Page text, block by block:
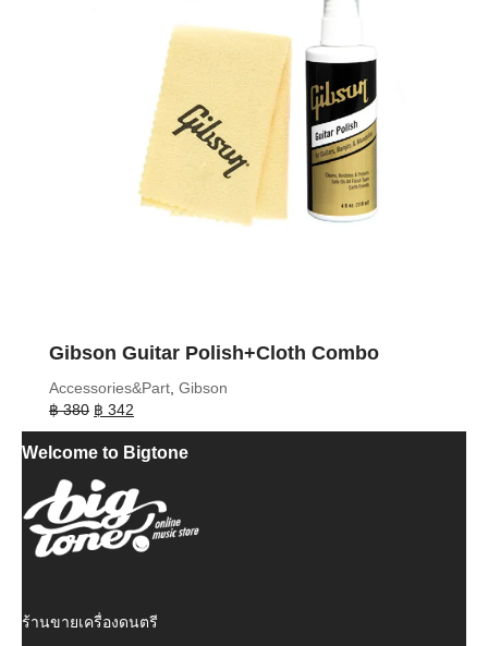
Gibson Guitar Polish+Cloth Combo
Accessories&Part, Gibson
฿380 Original
price
was:
฿ 342
price
is:
Welcome to Bigtone
ร้านขายเครื่องดนตรี